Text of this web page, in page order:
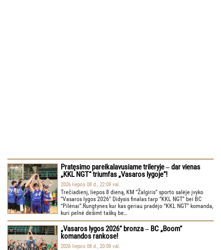
Pratęsimo pareikalavusiame trileryje ‒ dar vienas
„KKL NGT“ triumfas „Vasaros lygoje“!
2026 liepos 08 d., 22:09 val.
Trečiadienį, liepos 8 dieną, KM “Žalgiris” sporto salėje įvyko
“Vasaros lygos 2026” Didysis finalas tarp “KKL NGT” bei BC
“Pilėnai”.Rungtynes kur kas geriau pradėjo “KKL NGT” komanda,
kuri pelnė dešimt taškų be…
„Vasaros lygos 2026“ bronza ‒ BC „Boom“
komandos rankose!
2026 liepos 08 d., 20:09 val.